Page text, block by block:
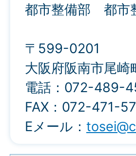
都市整備部 都市
〒599-0201
大阪府阪南市尾崎
電話：072-489-
FAX：072-471-
Eメール：